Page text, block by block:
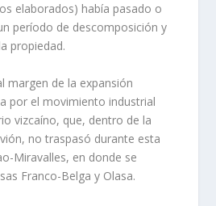
elaborados) había pasado o
período de descomposición y
propiedad.
margen de la expansión
por el movimiento industrial
vizcaíno, que, dentro de la
no traspasó durante esta
Miravalles, en donde se
Franco-Belga y Olasa.